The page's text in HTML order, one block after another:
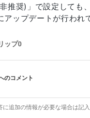
推奨)」で設定しても、
アップデートが行われ
ップ0
のコメント